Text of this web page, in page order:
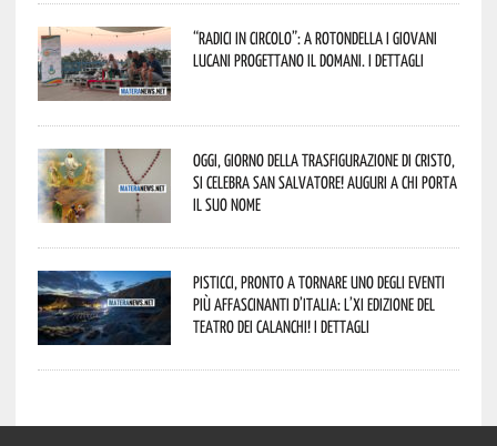
“Radici in Circolo”: a Rotondella i giovani
lucani progettano il domani. I dettagli
Oggi, giorno della Trasfigurazione di Cristo,
si celebra San Salvatore! Auguri a chi porta
il suo nome
Pisticci, pronto a tornare uno degli eventi
più affascinanti d’Italia: l’XI edizione del
Teatro dei Calanchi! I dettagli